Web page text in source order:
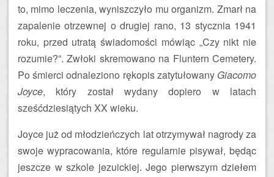
to, mimo leczenia, wyniszczyło mu organizm. Zmarł na
zapalenie otrzewnej o drugiej rano, 13 stycznia 1941
roku, przed utratą świadomości mówiąc „Czy nikt nie
rozumie?”. Zwłoki skremowano na Fluntern Cemetery.
Po śmierci odnaleziono rękopis zatytułowany Giacomo
Joyce, który został wydany dopiero w latach
sześćdziesiątych XX wieku.
Joyce już od młodzieńczych lat otrzymywał nagrody za
swoje wypracowania, które regularnie pisywał, będąc
jeszcze w szkole jezuickiej. Jego pierwszym dziełem